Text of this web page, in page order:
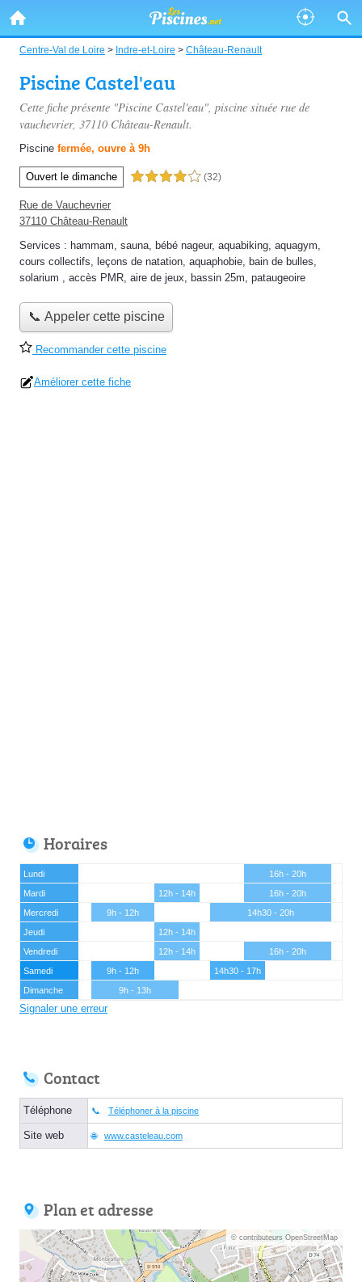
Centre-Val de Loire > Indre-et-Loire > Château-Renault
Piscine Castel'eau
Cette fiche présente "Piscine Castel'eau", piscine située rue de
vauchevrier, 37110 Château-Renault.
Piscine fermée, ouvre à 9h
Ouvert le dimanche 4,0 étoiles sur 5 (32)
Rue de Vauchevrier
37110 Château-Renault
Services : hammam, sauna, bébé nageur, aquabiking, aquagym,
cours collectifs, leçons de natation, aquaphobie, bain de bulles,
solarium , accès PMR, aire de jeux, bassin 25m, pataugeoire
📞 Appeler cette piscine
Recommander cette piscine
Améliorer cette fiche
Horaires
Lundi
16h - 20h
Mardi
12h - 14h
16h - 20h
Mercredi
9h - 12h
14h30 - 20h
Jeudi
12h - 14h
Vendredi
12h - 14h
16h - 20h
Samedi
9h - 12h
14h30 - 17h
Dimanche
9h - 13h
Signaler une erreur
Contact
Téléphone Téléphoner à la piscine
Site web www.casteleau.com
Plan et adresse
© contributeurs OpenStreetMap